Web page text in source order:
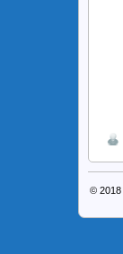
© 2018